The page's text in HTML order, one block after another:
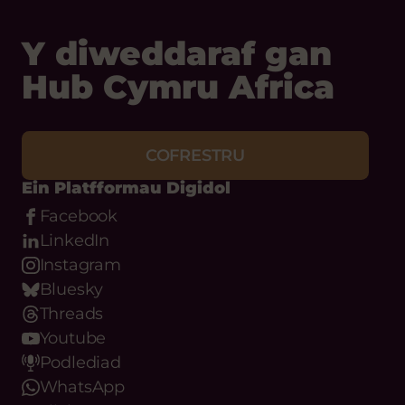
Y diweddaraf gan
Hub Cymru Africa
COFRESTRU
Ein Platfformau Digidol
Facebook
LinkedIn
Instagram
Bluesky
Threads
Youtube
Podlediad
WhatsApp